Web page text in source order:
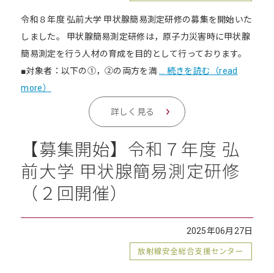
令和８年度 弘前大学 甲状腺簡易測定研修の募集を開始いた
しました。 甲状腺簡易測定研修は，原子力災害時に甲状腺
簡易測定を行う人材の育成を目的として行っております。
■対象者：以下の①，②の両方を満
… 続きを読む（read
more）
詳しく見る
【募集開始】令和７年度 弘
前大学 甲状腺簡易測定研修
（２回開催）
2025年06月27日
放射線安全総合支援センター